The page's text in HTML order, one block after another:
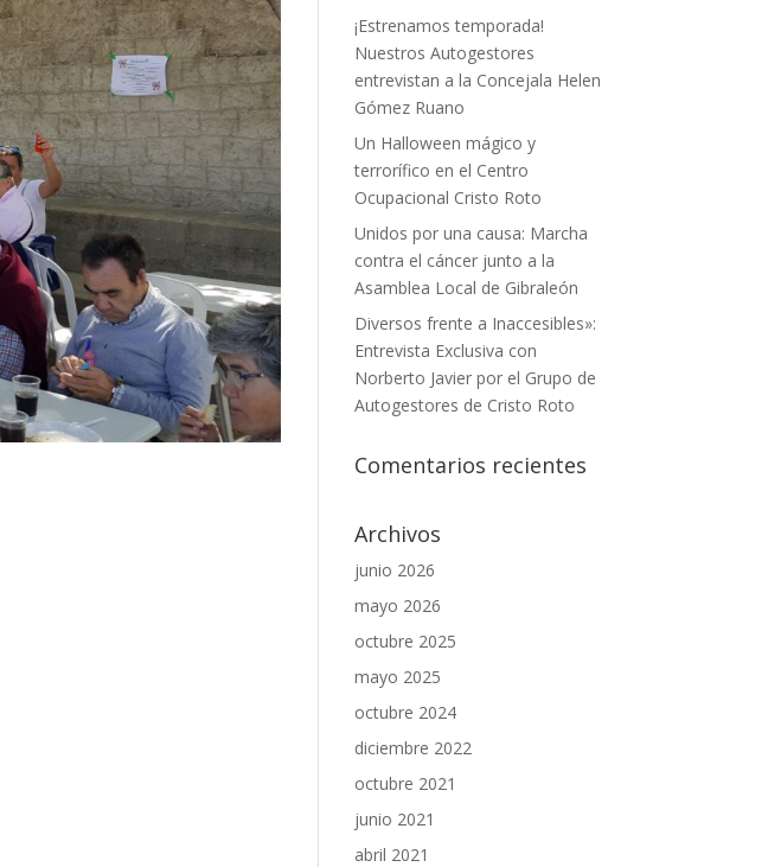
¡Estrenamos temporada!
Nuestros Autogestores
entrevistan a la Concejala Helen
Gómez Ruano
Un Halloween mágico y
terrorífico en el Centro
Ocupacional Cristo Roto
Unidos por una causa: Marcha
contra el cáncer junto a la
Asamblea Local de Gibraleón
Diversos frente a Inaccesibles»:
Entrevista Exclusiva con
Norberto Javier por el Grupo de
Autogestores de Cristo Roto
Comentarios recientes
Archivos
junio 2026
mayo 2026
octubre 2025
mayo 2025
octubre 2024
diciembre 2022
octubre 2021
junio 2021
abril 2021